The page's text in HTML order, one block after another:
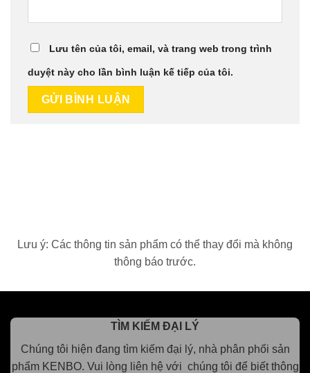
Lưu tên của tôi, email, và trang web trong trình
duyệt này cho lần bình luận kế tiếp của tôi.
Lưu ý: Các thông tin sản phẩm có thể thay đổi mà không
thông báo trước.
TÌM KIẾM ĐẠI LÝ
Chúng tôi hiện đang tìm kiếm đại lý, nhà phân phối sản
phẩm KENBO. Vui lòng liên hệ với chúng tôi để biết thông